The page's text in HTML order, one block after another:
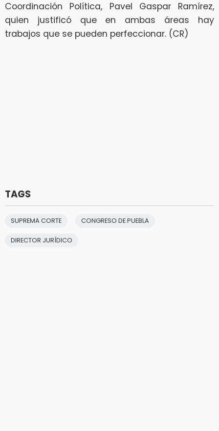
Coordinación Política, Pavel Gaspar Ramírez,
quien justificó que en ambas áreas hay
trabajos que se pueden perfeccionar. (CR)
TAGS
SUPREMA CORTE CONGRESO DE PUEBLA
DIRECTOR JURÍDICO